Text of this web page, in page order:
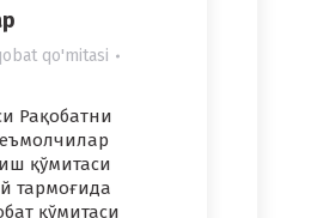
qo'mitasi
Рақобатни
қўмитаси
тармоғида
қўмитаси